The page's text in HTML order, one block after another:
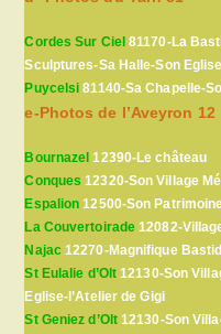
Cordes Sur Ciel 81170-La
Sculptures-Sa Halle-Son Eglise
Puycelsi 81140-Sa Chapelle-
e-Photos de l’Aveyron 12
Bournazel 12390-Le château
Conques 12320-Son Village
Espalion 12500-Son
La Couvertoirade 12082-
Najac12270-Magnifique
St Eulalie d’Olt 12130-Son
Eglise-l’Atelier de Gigi
St Geniez d’Olt12130-Son